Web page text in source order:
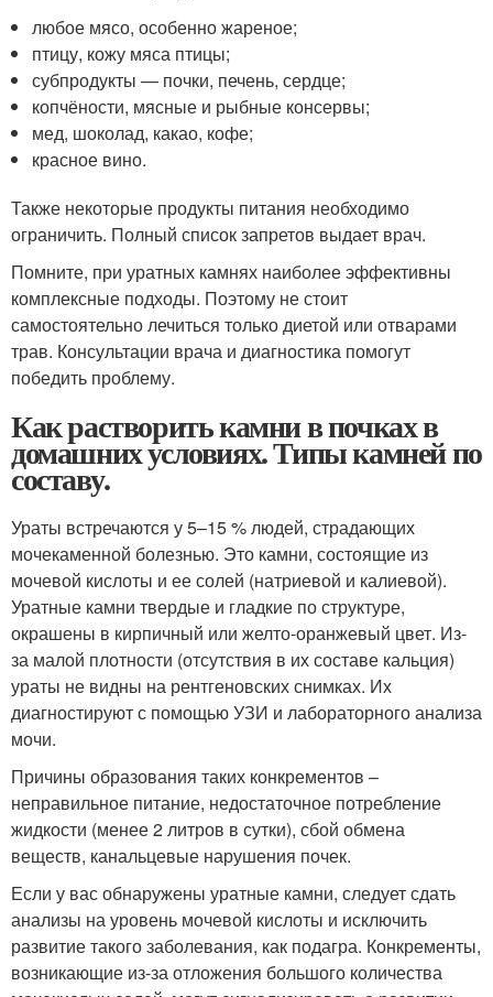
любое мясо, особенно жареное;
птицу, кожу мяса птицы;
субпродукты — почки, печень, сердце;
копчёности, мясные и рыбные консервы;
мед, шоколад, какао, кофе;
красное вино.
Также некоторые продукты питания необходимо
ограничить. Полный список запретов выдает врач.
Помните, при уратных камнях наиболее эффективны
комплексные подходы. Поэтому не стоит
самостоятельно лечиться только диетой или отварами
трав. Консультации врача и диагностика помогут
победить проблему.
Как растворить камни в почках в
домашних условиях. Типы камней по
составу.
Ураты встречаются у 5–15 % людей, страдающих
мочекаменной болезнью. Это камни, состоящие из
мочевой кислоты и ее солей (натриевой и калиевой).
Уратные камни твердые и гладкие по структуре,
окрашены в кирпичный или желто-оранжевый цвет. Из-
за малой плотности (отсутствия в их составе кальция)
ураты не видны на рентгеновских снимках. Их
диагностируют с помощью УЗИ и лабораторного анализа
мочи.
Причины образования таких конкрементов –
неправильное питание, недостаточное потребление
жидкости (менее 2 литров в сутки), сбой обмена
веществ, канальцевые нарушения почек.
Если у вас обнаружены уратные камни, следует сдать
анализы на уровень мочевой кислоты и исключить
развитие такого заболевания, как подагра. Конкременты,
возникающие из-за отложения большого количества